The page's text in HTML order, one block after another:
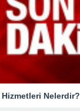
Nelerdir?